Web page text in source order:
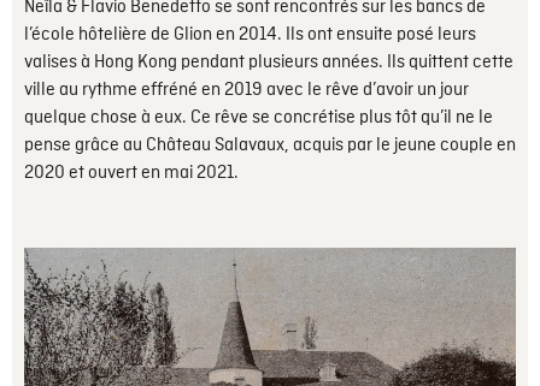
Neïla & Flavio Benedetto se sont rencontrés sur les bancs de
l’école hôtelière de Glion en 2014. Ils ont ensuite posé leurs
valises à Hong Kong pendant plusieurs années. Ils quittent cette
ville au rythme effréné en 2019 avec le rêve d’avoir un jour
quelque chose à eux. Ce rêve se concrétise plus tôt qu’il ne le
pense grâce au Château Salavaux, acquis par le jeune couple en
2020 et ouvert en mai 2021.